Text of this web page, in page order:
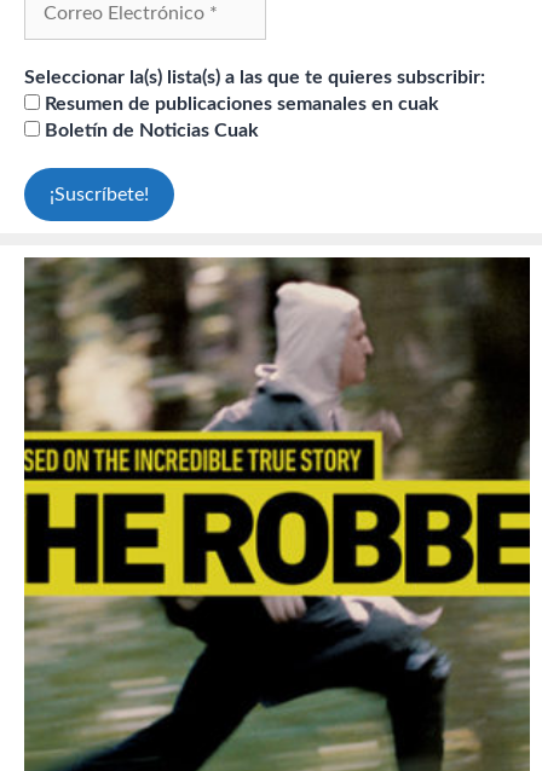
Seleccionar la(s) lista(s) a las que te quieres subscribir:
Resumen de publicaciones semanales en cuak
Boletín de Noticias Cuak